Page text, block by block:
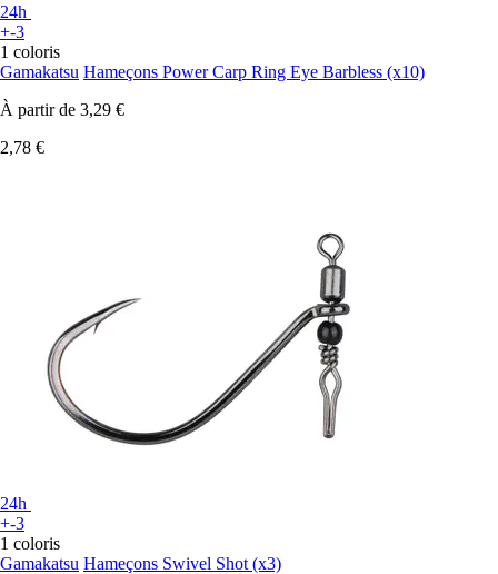
24h
+-3
1 coloris
Gamakatsu Hameçons Power Carp Ring Eye Barbless (x10)
À partir de 3,29 €
2,78 €
24h
+-3
1 coloris
Gamakatsu Hameçons Swivel Shot (x3)